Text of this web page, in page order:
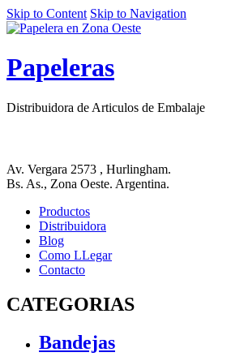
Skip to Content Skip to Navigation
Papeleras
Distribuidora de Articulos de Embalaje
Av. Vergara 2573 , Hurlingham.
Bs. As., Zona Oeste. Argentina.
Productos
Distribuidora
Blog
Como LLegar
Contacto
CATEGORIAS
Bandejas